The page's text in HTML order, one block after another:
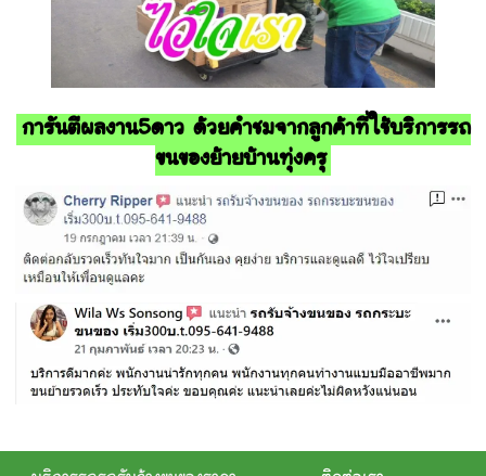
การันตีผลงาน5ดาว ด้วยคำชมจากลูกค้าที่ใช้บริการรถ
ขนของย้ายบ้านทุ่งครุ